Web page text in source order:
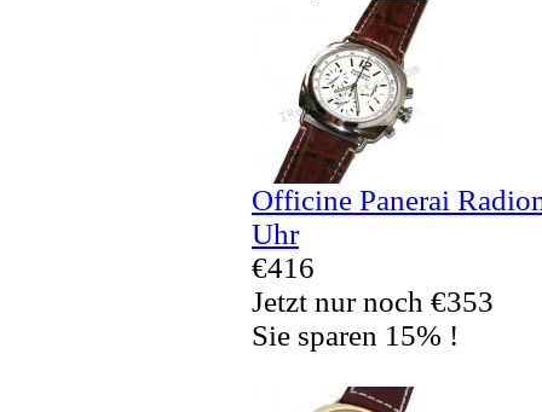
Officine Panerai
Uhr
€416
Jetzt nur noch €353
Sie sparen 15% !